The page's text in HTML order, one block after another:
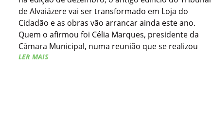
de Alvaiázere vai ser transformado em Loja do
Cidadão e as obras vão arrancar ainda este ano.
Quem o afirmou foi Célia Marques, presidente da
Câmara Municipal, numa reunião que se realizou
LER MAIS